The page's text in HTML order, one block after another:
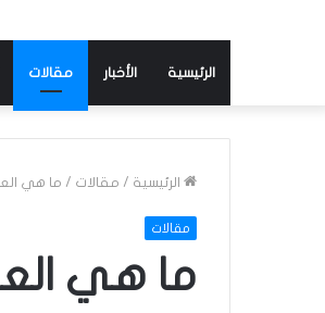
الرئيسية الأخبار مقالات
الرئيسية / مقالات / ما هي
مقالات
ما هي